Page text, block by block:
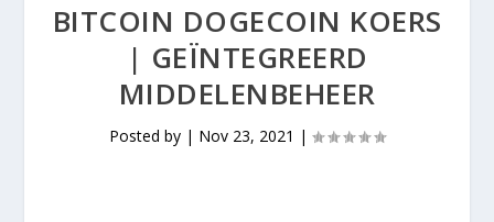
BITCOIN DOGECOIN KOERS
| GEÏNTEGREERD
MIDDELENBEHEER
Posted by | Nov 23, 2021 |